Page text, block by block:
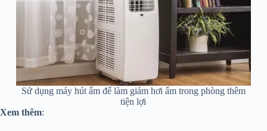
Sử dụng máy hút ẩm để làm giảm hơi ẩm trong phòng thêm
tiện lợi
Xem thêm: